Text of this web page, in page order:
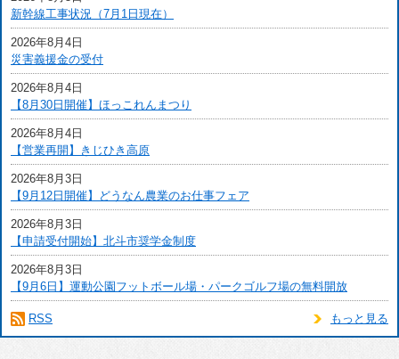
新幹線工事状況（7月1日現在）
2026年8月4日
災害義援金の受付
2026年8月4日
【8月30日開催】ほっこれんまつり
2026年8月4日
【営業再開】きじひき高原
2026年8月3日
【9月12日開催】どうなん農業のお仕事フェア
2026年8月3日
【申請受付開始】北斗市奨学金制度
2026年8月3日
【9月6日】運動公園フットボール場・パークゴルフ場の無料開放
もっと見る
RSS